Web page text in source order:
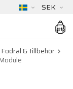
SEK
Fodral & tillbehör